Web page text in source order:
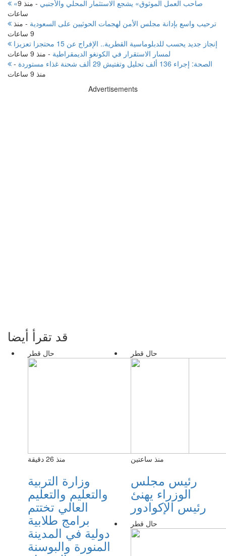
«صاحب العمل الموثوق» يشجع الاستثمار المحلي والأجنبي -
منذ 9
ساعات
ترحيب واسع بإدانة مجلس الأمن لهجمات الحوثيين على السعودية - منذ
9 ساعات
لمسار الاستقرار في الكونغو الديمقراطية - منذ 9 ساعات
الصحة: إجراء 136 ألف تحليل وتفتيش 29 ألف شحنة غذاء مستوردة
-
منذ 9 ساعات
Advertisements
قد تقرأ أيضا
حال قطر
منذ 26 دقيقة
وزارة التربية
والتعليم والتعليم
العالي تختتم
برامج طلابية
دولية في المدينة
المنورة والبوسنة
حال قطر
منذ ساعتين
رئيس مجلس
الوزراء يهنئ
رئيس الإكوادور
حال قطر